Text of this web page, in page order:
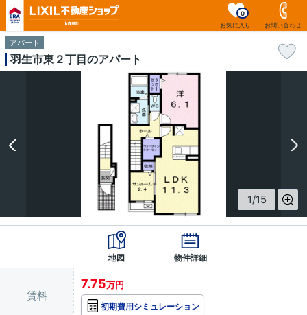
お気に入り
0
お問い合わせ
アパート
羽生市東２丁目のアパート
1/15
地図 物件詳細
賃料
7.75万円
初期費用シミュレーション